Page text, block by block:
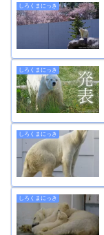
しろくまにっき
しろくまにっき
しろくまにっき
しろくまにっき